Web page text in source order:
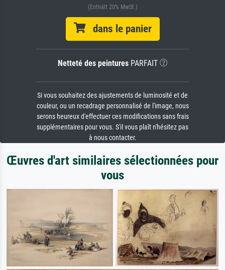
(Enthält 20% MwSt.)
dans le panier
Netteté des peinturesPARFAIT
Si vous souhaitez des ajustements de luminosité et de
couleur, ou un recadrage personnalisé de l'image, nous
serons heureux d'effectuer ces modifications sans frais
supplémentaires pour vous. S'il vous plaît n'hésitez pas
à nous contacter.
Œuvres d'art similaires sélectionnées pour
vous